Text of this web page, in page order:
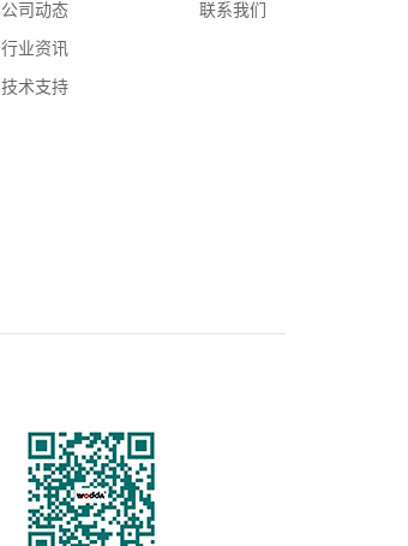
公司动态
行业资讯
技术支持
联系我们